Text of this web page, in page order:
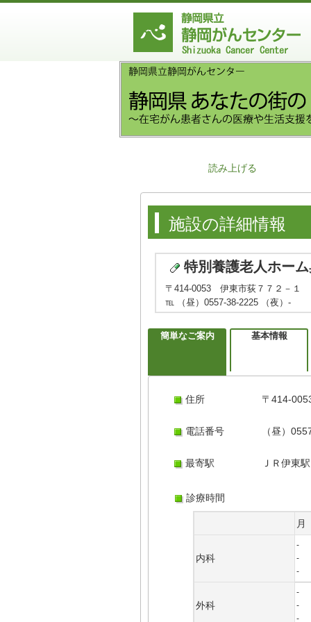
読み上げる
施設の詳細情報
特別養護老人ホー
〒414-0053 伊東市荻７７２－１
℡ （昼）0557-38-2225 （夜）-
簡単なご案内 基本情報
住所 〒414-
電話番号 （昼）
最寄駅 ＪＲ伊東
診療時間
月
内科
-
-
-
外科
-
-
-